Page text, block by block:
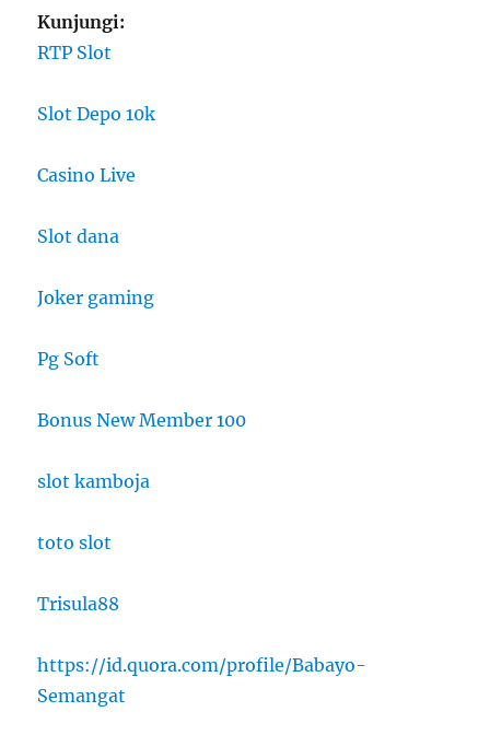
Kunjungi:
RTP Slot
Slot Depo 10k
Casino Live
Slot dana
Joker gaming
Pg Soft
Bonus New Member 100
slot kamboja
toto slot
Trisula88
https://id.quora.com/profile/Babayo-
Semangat